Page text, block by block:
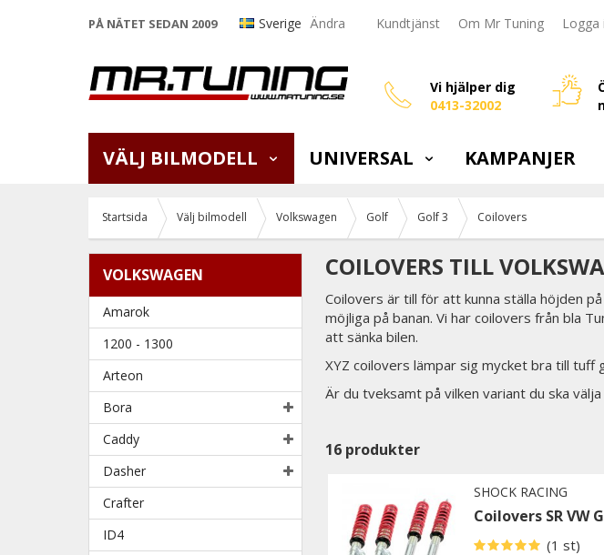
PÅ NÄTET SEDAN 2009 Sverige Ändra Kundtjänst Om Mr Tuning Logga
Vi hjälper dig
0413-32002
VÄLJ BILMODELL UNIVERSAL KAMPANJER
Startsida Välj bilmodell Volkswagen Golf Golf 3 Coilovers
VOLKSWAGEN
Amarok
1200 - 1300
Arteon
Bora
Caddy
Dasher
Crafter
ID4
COILOVERS TILL
Coilovers är till för att kunna ställa höjden
möjliga på banan. Vi har coilovers från bla
att sänka bilen.
XYZ coilovers lämpar sig mycket bra till tuff
Är du tveksamt på vilken variant du ska
16 produkter
SHOCK RACING
Coilovers SR VW
(1 st)